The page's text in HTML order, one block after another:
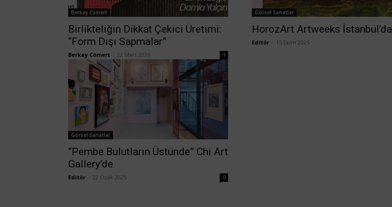
Berkay Cömert
Birlikteliğin Dikkat Çekici Üretimi:
“Form Dışı Sapmalar”
Berkay Cömert 22 Mart 2026 1
Görsel Sanatlar
HorozArt Artweeks İstanbul’da
Editör 15 Ekim 2025
Görsel Sanatlar
“Pembe Bulutların Üstünde” Chi Art
Gallery’de
Editör 22 Ocak 2025 0